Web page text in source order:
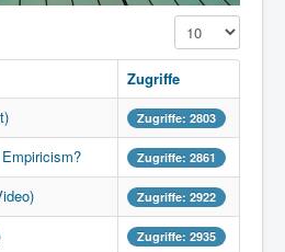
Anzeige #
Zugriffe
Zugriffe: 2803
Zugriffe: 2861
Zugriffe: 2922
Zugriffe: 2935